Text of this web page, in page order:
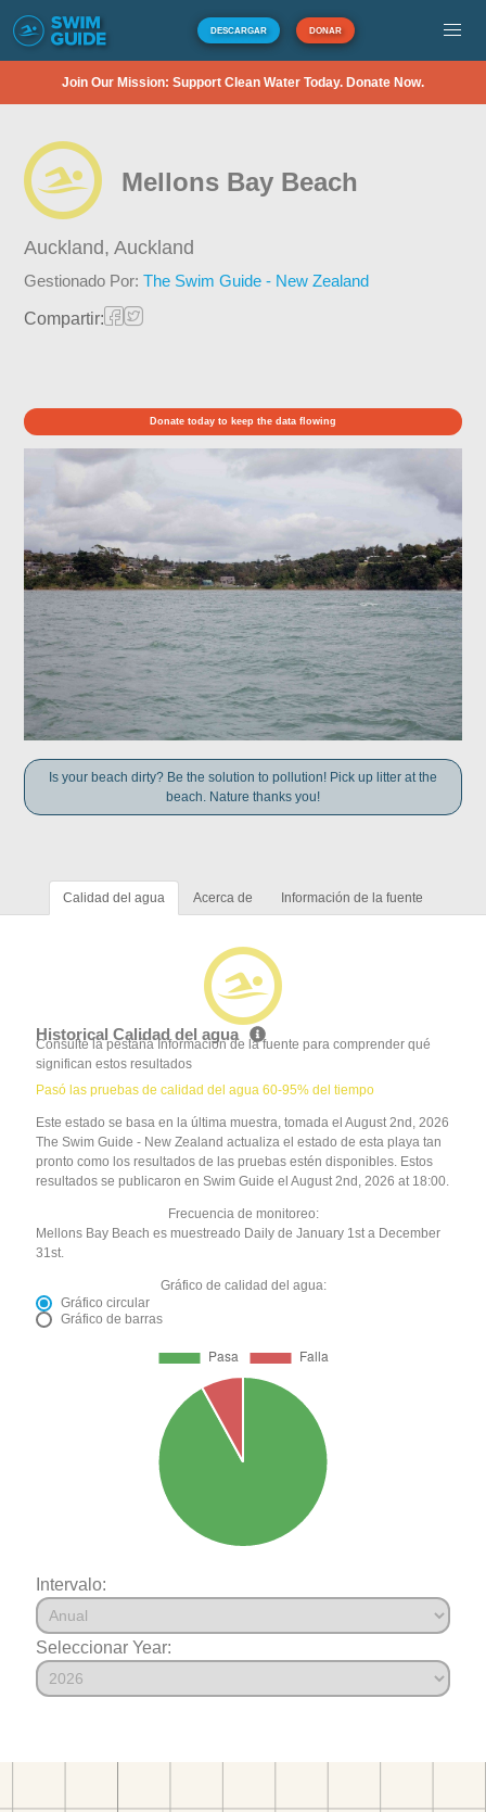
DESCARGAR DONAR
Join Our Mission: Support Clean Water Today. Donate Now.
Mellons Bay Beach
Auckland,Auckland
Gestionado Por:The Swim Guide - New Zealand
Compartir:
Donate today to keep the data flowing
Is your beach dirty? Be the solution to pollution! Pick up litter at the
beach. Nature thanks you!
Calidad del agua Acerca de Información de la fuente
Historical Calidad del agua
Consulte la pestaña Información de la fuente para comprender qué
significan estos resultados
Pasó las pruebas de calidad del agua 60-95% del tiempo
Este estado se basa en la última muestra, tomada el August 2nd, 2026
The Swim Guide - New Zealand actualiza el estado de esta playa tan
pronto como los resultados de las pruebas estén disponibles. Estos
resultados se publicaron en Swim Guide el August 2nd, 2026 at 18:00.
Frecuencia de monitoreo:
Mellons Bay Beach es muestreado Daily de January 1st a December
31st.
Gráfico de calidad del agua:
Gráfico circular
Gráfico de barras
Intervalo:
Seleccionar Year: